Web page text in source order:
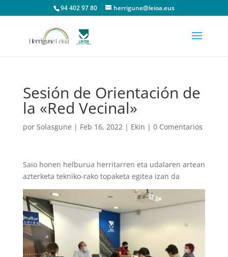
94 402 97 80 herrigune@leioa.eus
Sesión de Orientación de
la «Red Vecinal»
por Solasgune | Feb 16, 2022| Ekin | 0 Comentarios
Saio honen helburua herritarren eta udalaren artean
azterketa tekniko-rako topaketa egitea izan da